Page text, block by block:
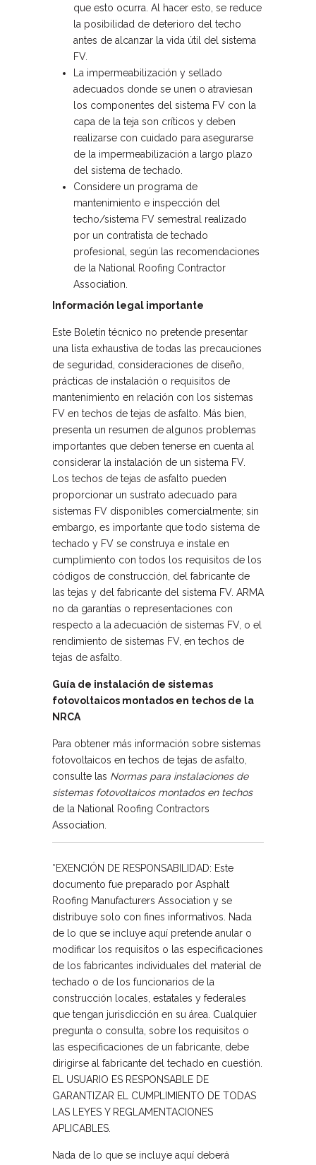
que esto ocurra. Al hacer esto, se reduce
la posibilidad de deterioro del techo
antes de alcanzar la vida útil del sistema
FV.
La impermeabilización y sellado
adecuados donde se unen o atraviesan
los componentes del sistema FV con la
capa de la teja son críticos y deben
realizarse con cuidado para asegurarse
de la impermeabilización a largo plazo
del sistema de techado.
Considere un programa de
mantenimiento e inspección del
techo/sistema FV semestral realizado
por un contratista de techado
profesional, según las recomendaciones
de la National Roofing Contractor
Association.
Información legal importante
Este Boletín técnico no pretende presentar
una lista exhaustiva de todas las precauciones
de seguridad, consideraciones de diseño,
prácticas de instalación o requisitos de
mantenimiento en relación con los sistemas
FV en techos de tejas de asfalto. Más bien,
presenta un resumen de algunos problemas
importantes que deben tenerse en cuenta al
considerar la instalación de un sistema FV.
Los techos de tejas de asfalto pueden
proporcionar un sustrato adecuado para
sistemas FV disponibles comercialmente; sin
embargo, es importante que todo sistema de
techado y FV se construya e instale en
cumplimiento con todos los requisitos de los
códigos de construcción, del fabricante de
las tejas y del fabricante del sistema FV. ARMA
no da garantías o representaciones con
respecto a la adecuación de sistemas FV, o el
rendimiento de sistemas FV, en techos de
tejas de asfalto.
Guía de instalación de sistemas
fotovoltaicos montados en techos de la
NRCA
Para obtener más información sobre sistemas
fotovoltaicos en techos de tejas de asfalto,
consulte las Normas para instalaciones de
sistemas fotovoltaicos montados en techos
de la National Roofing Contractors
Association.
*EXENCIÓN DE RESPONSABILIDAD: Este
documento fue preparado por Asphalt
Roofing Manufacturers Association y se
distribuye solo con fines informativos. Nada
de lo que se incluye aquí pretende anular o
modificar los requisitos o las especificaciones
de los fabricantes individuales del material de
techado o de los funcionarios de la
construcción locales, estatales y federales
que tengan jurisdicción en su área. Cualquier
pregunta o consulta, sobre los requisitos o
las especificaciones de un fabricante, debe
dirigirse al fabricante del techado en cuestión.
EL USUARIO ES RESPONSABLE DE
GARANTIZAR EL CUMPLIMIENTO DE TODAS
LAS LEYES Y REGLAMENTACIONES
APLICABLES.
Nada de lo que se incluye aquí deberá